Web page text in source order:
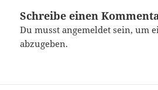
Schreibe einen
Du musstangemeldet sein, um
abzugeben.